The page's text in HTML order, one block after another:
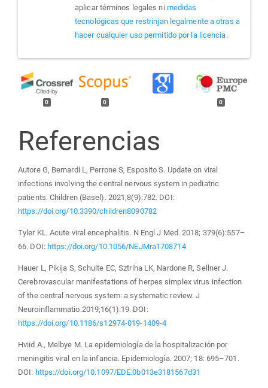
aplicar términos legales ni medidas
tecnológicas que restrinjan legalmente a otras a
hacer cualquier uso permitido por la licencia.
0 0 0
Referencias
Autore G, Bernardi L, Perrone S, Esposito S. Update on viral
infections involving the central nervous system in pediatric
patients. Children (Basel). 2021;8(9):782. DOI:
https://doi.org/10.3390/children8090782
Tyler KL. Acute viral encephalitis. N Engl J Med. 2018; 379(6):557–
66. DOI: https://doi.org/10.1056/NEJMra1708714
Hauer L, Pikija S, Schulte EC, Sztriha LK, Nardone R, Sellner J.
Cerebrovascular manifestations of herpes simplex virus infection
of the central nervous system: a systematic review. J
Neuroinflammatio.2019;16(1):19. DOI:
https://doi.org/10.1186/s12974-019-1409-4
Hviid A., Melbye M. La epidemiología de la hospitalización por
meningitis viral en la infancia. Epidemiología. 2007; 18: 695–701.
DOI: https://doi.org/10.1097/EDE.0b013e3181567d31